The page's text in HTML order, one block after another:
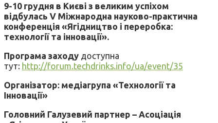
9-10 грудня в Києві з великим успіхом
відбулась V Міжнародна науково-практична
конференція «Ягідництво і переробка:
технології та інновації».
Програма заходу доступна
тут: http://forum.techdrinks.info/ua/event/35
Організатор: медіагрупа «Технології та
Інновації»
Головний Галузевий партнер – Асоціація